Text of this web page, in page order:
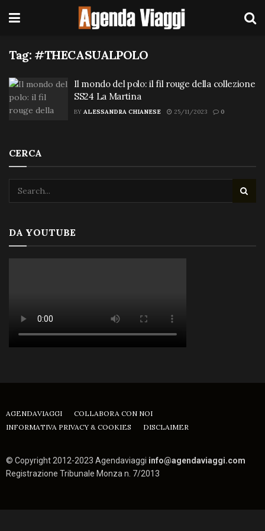
Tag: #THECASUALPOLO
Il mondo del polo: il fil rouge della collezione
SS24 La Martina
BY ALESSANDRA CHIANESE 25/11/2023 0
CERCA
DA YOUTUBE
AGENDAVIAGGI
COLLABORA CON NOI
INFORMATIVA PRIVACY & COOKIES
DISCLAIMER
© Copyright 2012-2023 Agendaviaggi info@agendaviaggi.com
Registrazione Tribunale Monza n. 7/2013